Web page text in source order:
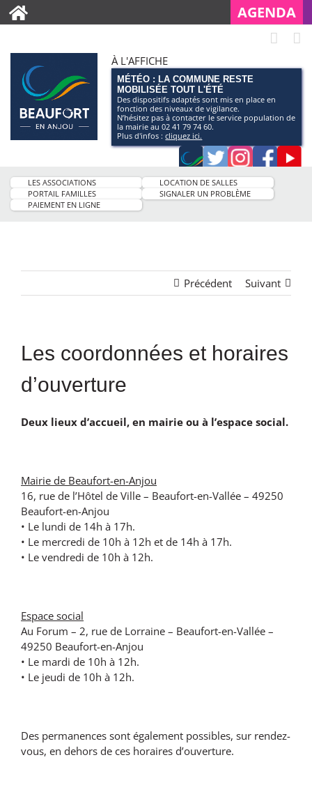
AGENDA
À L'AFFICHE
MÉTÉO : LA COMMUNE RESTE
MOBILISÉE TOUT L'ÉTÉ
Des dispositifs adaptés sont mis en place en
fonction des niveaux de vigilance.
N’hésitez pas à contacter le service population de
la mairie au 02 41 79 74 60.
Plus d'infos :cliquez ici.
Application
smartphone
de
TwitterInstagram
LES ASSOCIATIONS
LOCATION DE SALLES
PORTAIL FAMILLES
SIGNALER UN PROBLÈME
PAIEMENT EN LIGNE
Précédent Suivant
Les coordonnées et horaires
d’ouverture
Deux lieux d’accueil, en mairie ou à l’espace social.
Mairie de Beaufort-en-Anjou
16, rue de l’Hôtel de Ville – Beaufort-en-Vallée – 49250
Beaufort-en-Anjou
• Le lundi de 14h à 17h.
• Le mercredi de 10h à 12h et de 14h à 17h.
• Le vendredi de 10h à 12h.
Espace social
Au Forum – 2, rue de Lorraine – Beaufort-en-Vallée –
49250 Beaufort-en-Anjou
• Le mardi de 10h à 12h.
• Le jeudi de 10h à 12h.
Des permanences sont également possibles, sur rendez-
vous, en dehors de ces horaires d’ouverture.